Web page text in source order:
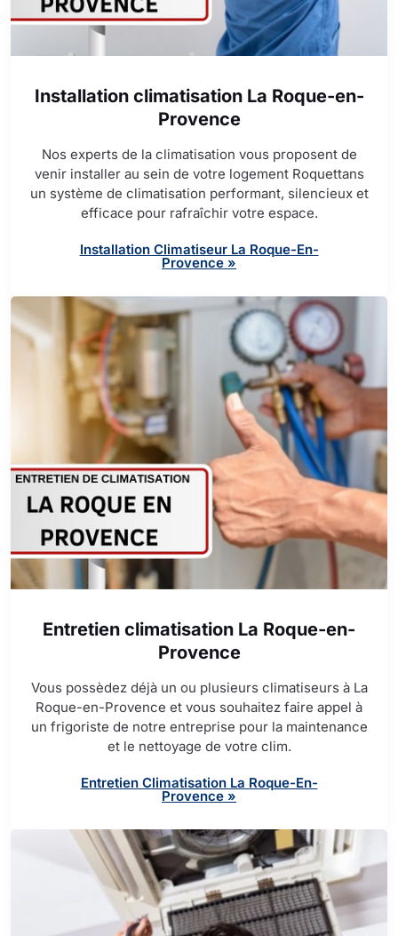
Installation climatisation La Roque-en-
Provence
Nos experts de la climatisation vous proposent de
venir installer au sein de votre logement Roquettans
un système de climatisation performant, silencieux et
efficace pour rafraîchir votre espace.
Installation Climatiseur La Roque-En-
Provence »
Entretien climatisation La Roque-en-
Provence
Vous possèdez déjà un ou plusieurs climatiseurs à La
Roque-en-Provence et vous souhaitez faire appel à
un frigoriste de notre entreprise pour la maintenance
et le nettoyage de votre clim.
Entretien Climatisation La Roque-En-
Provence »